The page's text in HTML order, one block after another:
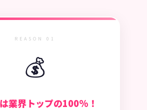
REASON 01
💰
業界トップの100%！